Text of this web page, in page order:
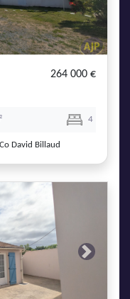
264 000 €
4
David Billaud
Next